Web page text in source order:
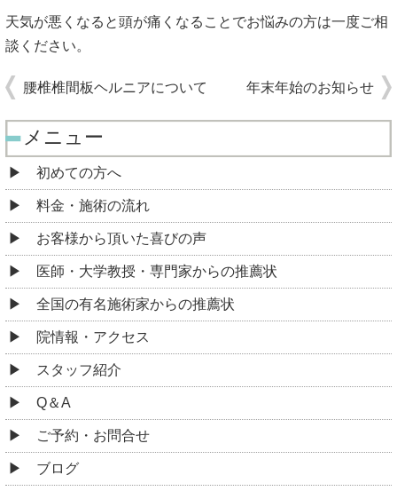
天気が悪くなると頭が痛くなることでお悩みの方は一度ご相
談ください。
腰椎椎間板ヘルニアについて 年末年始のお知らせ
メニュー
初めての方へ
料金・施術の流れ
お客様から頂いた喜びの声
医師・大学教授・専門家からの推薦状
全国の有名施術家からの推薦状
院情報・アクセス
スタッフ紹介
Q＆A
ご予約・お問合せ
ブログ